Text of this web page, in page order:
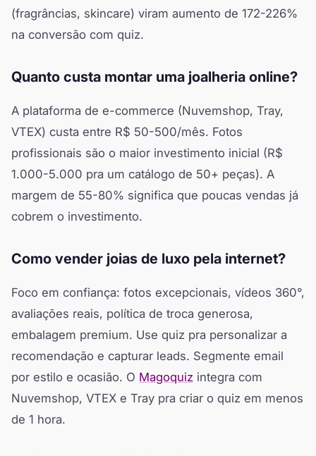
(fragrâncias, skincare) viram aumento de 172-226%
na conversão com quiz.
Quanto custa montar uma joalheria online?
A plataforma de e-commerce (Nuvemshop, Tray,
VTEX) custa entre R$ 50-500/mês. Fotos
profissionais são o maior investimento inicial (R$
1.000-5.000 pra um catálogo de 50+ peças). A
margem de 55-80% significa que poucas vendas já
cobrem o investimento.
Como vender joias de luxo pela internet?
Foco em confiança: fotos excepcionais, vídeos 360°,
avaliações reais, política de troca generosa,
embalagem premium. Use quiz pra personalizar a
recomendação e capturar leads. Segmente email
por estilo e ocasião. O Magoquiz integra com
Nuvemshop, VTEX e Tray pra criar o quiz em menos
de 1 hora.